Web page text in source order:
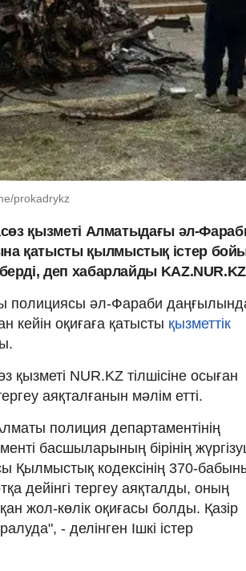
prokadrykz
қызметі Алматыдағы әл-
қатысты қылмыстық істер
деп хабарлайды
полициясы әл-Фараби
кейін оқиғаға қатысты қызметтік
қызметі NUR.KZ тілшісіне осыған
аяқталғанын мәлім етті.
полиция департаментінің
басшыларының бірінің
Қылмыстық кодексінің 370-
дейінгі тергеу аяқталды, оның
жол-көлік оқиғасы болды. Қазір
- делінген Ішкі істер